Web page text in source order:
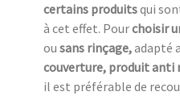
certains produitsqui
à cet effet. Pourchoisir
ou sans rinçage,adapté
couverture, produit anti
il est préférable de